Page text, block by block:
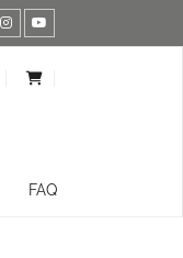
FAQ